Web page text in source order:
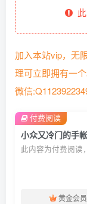
此
加入本站vip，无
理可立即拥有一
微信:Q1123922349
小众又冷门的手
此内容为付费阅读
黄金会员
付费阅读